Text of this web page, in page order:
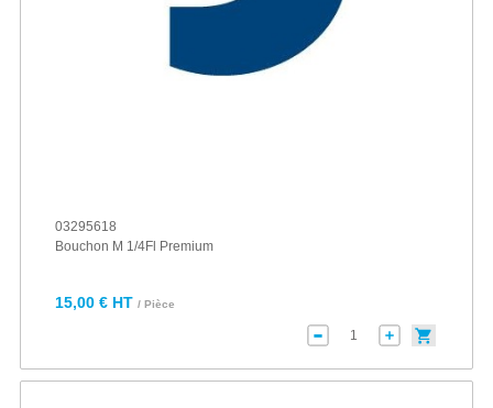
03295618
Bouchon M 1/4Fl Premium
15,00 € HT / Pièce